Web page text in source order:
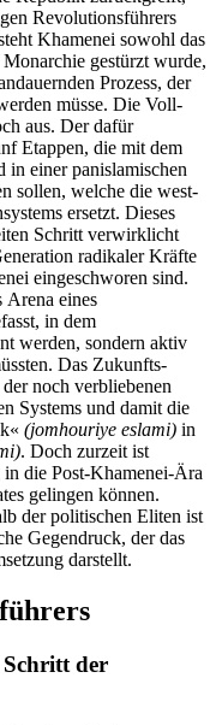
Revolutionsführers
Khamenei sowohl das
gestürzt wurde,
Prozess, der
müsse. Die Voll­
aus. Der dafür
Etappen, die mit dem
in einer panislamischen
sollen, welche die west­
ersetzt. Dieses
Schritt verwirklicht
radikaler Kräfte
eingeschworen sind.
Arena eines
in dem
werden, sondern aktiv
Das Zukunfts­
noch verbliebenen
Systems und damit die
(jomhouriye eslami) in
. Doch zurzeit ist
die Post-Khamenei-Ära
gelingen können.
der politischen Eliten ist
Gegendruck, der das
darstellt.
der